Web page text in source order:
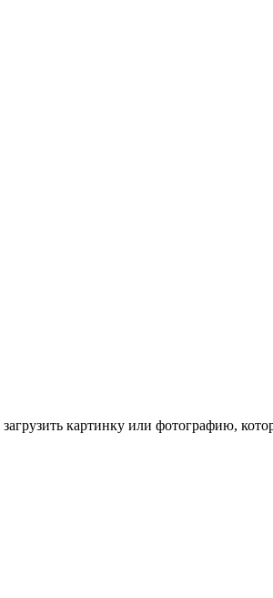
картинку или фотографию,